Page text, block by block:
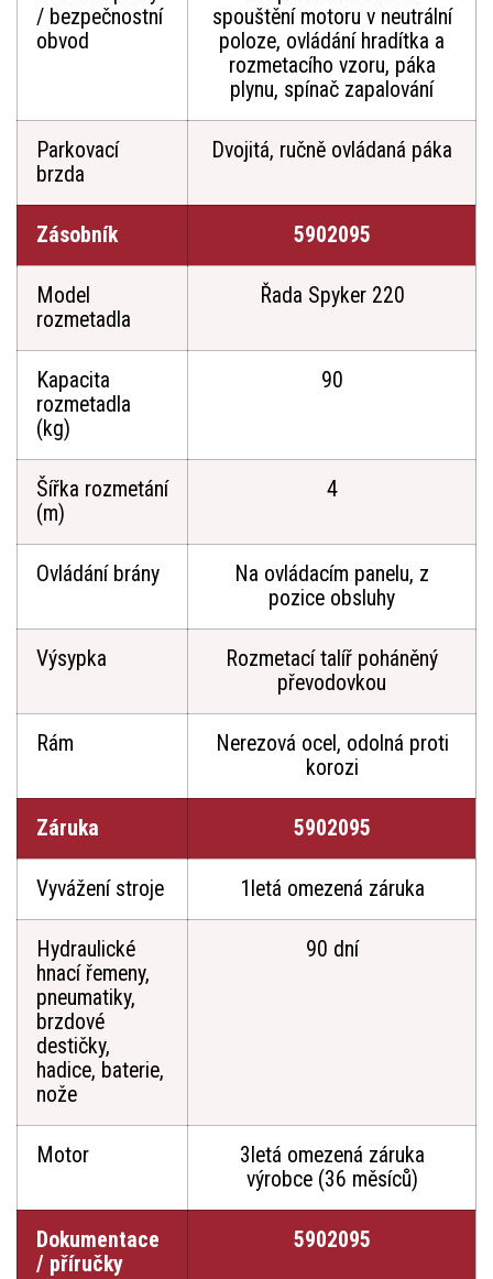
/ bezpečnostní
obvod
spouštění motoru v neutrální
poloze, ovládání hradítka a
rozmetacího vzoru, páka
plynu, spínač zapalování
Parkovací
brzda
Dvojitá, ručně ovládaná páka
Zásobník 5902095
Model
rozmetadla
Řada Spyker 220
Kapacita
rozmetadla
(kg)
90
Šířka rozmetání
(m)
4
Ovládání brány
Na ovládacím panelu, z
pozice obsluhy
Výsypka
Rozmetací talíř poháněný
převodovkou
Rám
Nerezová ocel, odolná proti
korozi
Záruka 5902095
Vyvážení stroje 1letá omezená záruka
Hydraulické
hnací řemeny,
pneumatiky,
brzdové
destičky,
hadice, baterie,
nože
90 dní
Motor
3letá omezená záruka
výrobce (36 měsíců)
Dokumentace
/ příručky
5902095